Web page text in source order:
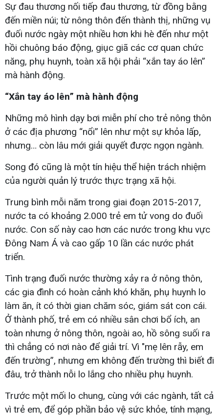
Sự đau thương nối tiếp đau thương, từ đồng bằng
đến miền núi; từ nông thôn đến thành thị, những vụ
đuối nước ngày một nhiều hơn khi hè đến như một
hồi chuông báo động, giục giã các cơ quan chức
năng, phụ huynh, toàn xã hội phải “xắn tay áo lên”
mà hành động.
“Xắn tay áo lên” mà hành động
Những mô hình dạy bơi miễn phí cho trẻ nông thôn
ở các địa phương “nổi” lên như một sự khỏa lấp,
nhưng… còn lâu mới giải quyết được ngọn ngành.
Song đó cũng là một tín hiệu thể hiện trách nhiệm
của người quản lý trước thực trạng xã hội.
Trung bình mỗi năm trong giai đoạn 2015-2017,
nước ta có khoảng 2.000 trẻ em tử vong do đuối
nước. Con số này cao hơn các nước trong khu vực
Đông Nam Á và cao gấp 10 lần các nước phát
triển.
Tình trạng đuối nước thường xảy ra ở nông thôn,
các gia đình có hoàn cảnh khó khăn, phụ huynh lo
làm ăn, ít có thời gian chăm sóc, giám sát con cái.
Ở thành phố, trẻ em có nhiều sân chơi bổ ích, an
toàn nhưng ở nông thôn, ngoài ao, hồ sông suối ra
thì chẳng có nơi nào để giải trí. Vì "mẹ lên rẫy, em
đến trường”, nhưng em không đến trường thì biết đi
đâu, trở thành nỗi lo lắng cho nhiều phụ huynh.
Trước một mối lo chung, cùng với các ngành, tất cả
vì trẻ em, để góp phần bảo vệ sức khỏe, tính mạng,